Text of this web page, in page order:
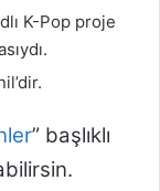
K-Pop proje
” başlıklı